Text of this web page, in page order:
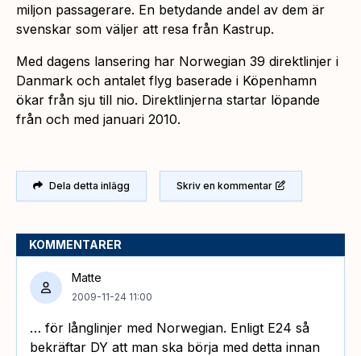
miljon passagerare. En betydande andel av dem är
svenskar som väljer att resa från Kastrup.
Med dagens lansering har Norwegian 39 direktlinjer i
Danmark och antalet flyg baserade i Köpenhamn
ökar från sju till nio. Direktlinjerna startar löpande
från och med januari 2010.
Dela detta inlägg Skriv en kommentar
KOMMENTARER
Matte
2009-11-24 11:00
… för långlinjer med Norwegian. Enligt E24 så
bekräftar DY att man ska börja med detta innan